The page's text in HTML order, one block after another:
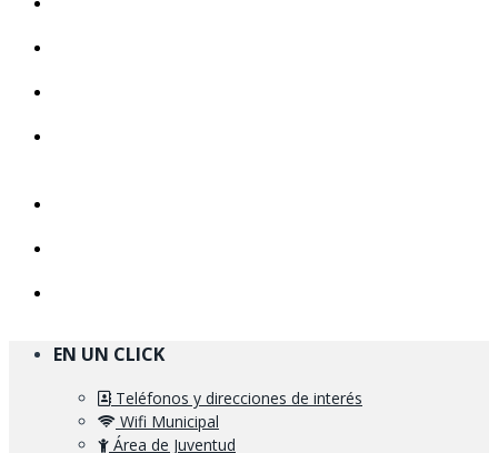
EN UN CLICK
Teléfonos y direcciones de interés
Wifi Municipal
Área de Juventud